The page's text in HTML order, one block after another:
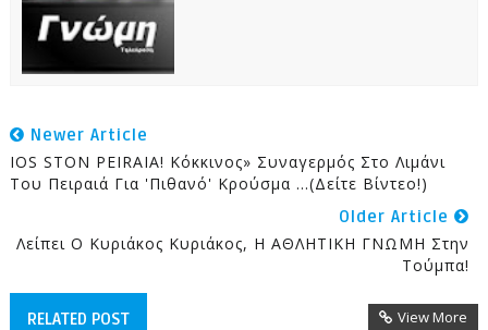
Newer Article
IOS STON PEIRAIA! Κόκκινος» Συναγερμός Στο Λιμάνι
Του Πειραιά Για 'πιθανό' Κρούσμα ...(δείτε Βίντεο!)
Older Article
Λείπει Ο Κυριάκος Κυριάκος, Η ΑΘΛΗΤΙΚΗ ΓΝΩΜΗ Στην
Τούμπα!
RELATED POST View More